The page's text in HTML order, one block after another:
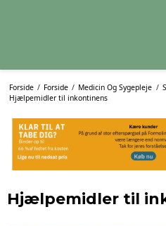
Forside / Forside / Medicin Og Sygepleje /
Hjælpemidler til inkontinens
Hjælpemidler til